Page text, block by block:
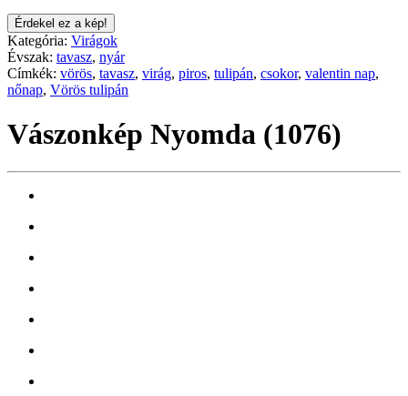
Érdekel ez a kép!
Kategória: Virágok
Évszak: tavasz, nyár
Címkék: vörös, tavasz, virág, piros, tulipán, csokor, valentin nap,
nőnap, Vörös tulipán
Vászonkép Nyomda (1076)